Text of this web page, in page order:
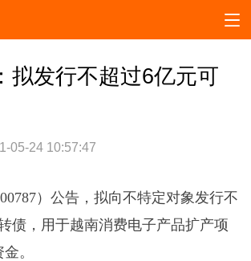
拟发行不超过6亿元可
05-24 10:57:47
）公告，拟向不特定对象发行不
债，用于越南消费电子产品扩产项
。